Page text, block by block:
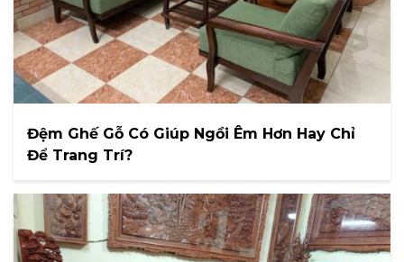
Đệm Ghế Gỗ Có Giúp Ngồi Êm Hơn Hay Chỉ
Để Trang Trí?